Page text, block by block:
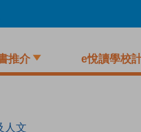
推介 e悅讀學校
人文